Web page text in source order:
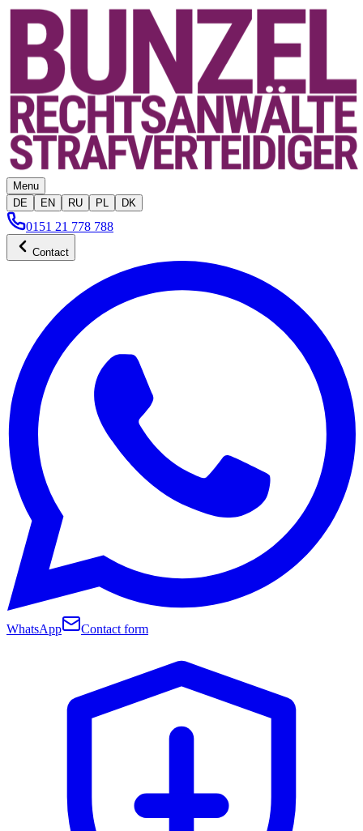
Menu
DE
EN RU PL DK
0151 21 778 788
Contact
WhatsApp Contact form